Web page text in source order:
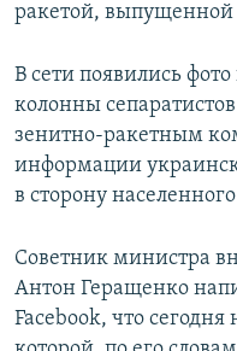
ракетой, выпущенной
В сети появились
колонны
зенитно-ракетным
информации
в сторону
Советник министра
Антон Геращенко
Facebook, что